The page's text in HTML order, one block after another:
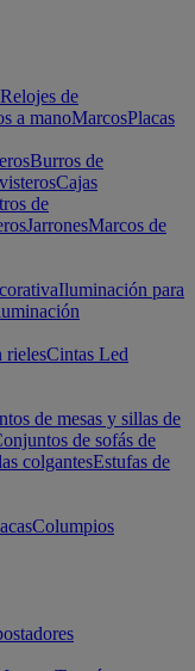
Relojes de
a manoMarcosPlacas
Burros de
Cajas
de
JarronesMarcos de
Iluminación para
rielesCintas Led
de mesas y sillas de
de sofás de
colgantesEstufas de
Columpios